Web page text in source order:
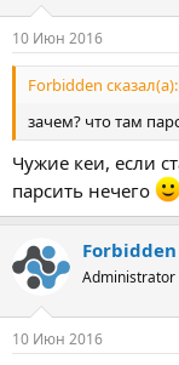
10 Июн 2016
Forbidden сказал(а):
зачем? что там
Чужие кеи, если
парсить нечего
Forbidden
Administrator
10 Июн 2016